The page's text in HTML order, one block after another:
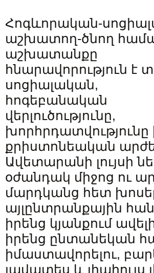
Հոգևորական-
աշխատող-ծնող
աշխատանքը
հնարավորություն է
սոցիալական,
հոգեբանական
վերլուծությունը,
քրիստոնեական
Ավետարանի լույսի
օժանդակ միջոց ու
մարդկանց հետ
այլընտրանքային
իրենց կյանքում
իրենց ընտանեկան
իմաստավորելու,
լավատես և լիահույս